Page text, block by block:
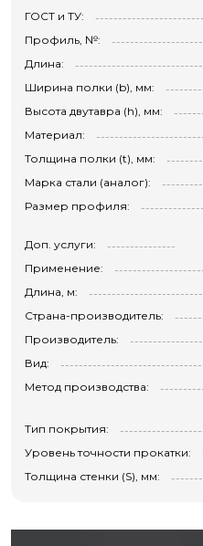
ГОСТ и ТУ:
Профиль, №:
Длина:
Ширина полки (b), мм:
Высота двутавра (h), мм:
Материал:
Толщина полки (t), мм:
Марка стали (аналог):
Размер профиля:
Доп. услуги:
Применение:
Длина, м:
Страна-производитель:
Производитель:
Вид:
Метод производства:
Тип покрытия:
Уровень точности прокатки:
Толщина стенки (S), мм: